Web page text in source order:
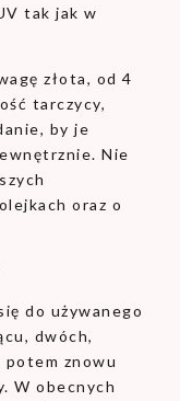
tak jak w
złota, od 4
tarczycy,
by je
Nie
oraz o
do używanego
dwóch,
potem znowu
W obecnych